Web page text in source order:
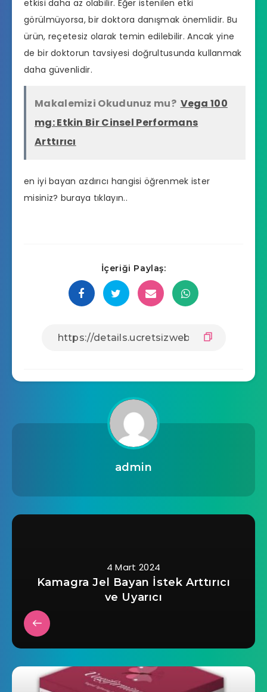
etkisi daha az olabilir. Eğer istenilen etki
görülmüyorsa, bir doktora danışmak önemlidir. Bu
ürün, reçetesiz olarak temin edilebilir. Ancak yine
de bir doktorun tavsiyesi doğrultusunda kullanmak
daha güvenlidir.
Makalemizi Okudunuz mu? Vega 100
mg: Etkin Bir Cinsel Performans
Arttırıcı
en iyi bayan azdırıcı hangisi öğrenmek ister
misiniz? buraya tıklayın..
İçeriği Paylaş:
admin
4 Mart 2024
Kamagra Jel Bayan İstek Arttırıcı
ve Uyarıcı